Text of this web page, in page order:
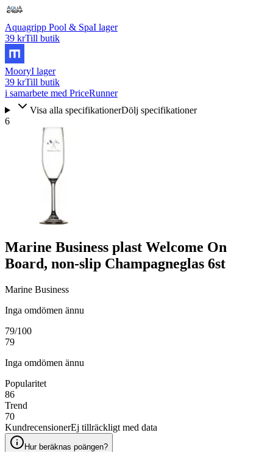
Aquagripp Pool & SpaI lager
39 krTill butik
MooryI lager
39 krTill butik
i samarbete med PriceRunner
Visa alla specifikationerDölj specifikationer
6
Marine Business plast Welcome On
Board, non-slip Champagneglas 6st
Marine Business
Inga omdömen ännu
79/100
79
Inga omdömen ännu
Popularitet
86
Trend
70
KundrecensionerEj tillräckligt med data
Hur beräknas poängen?